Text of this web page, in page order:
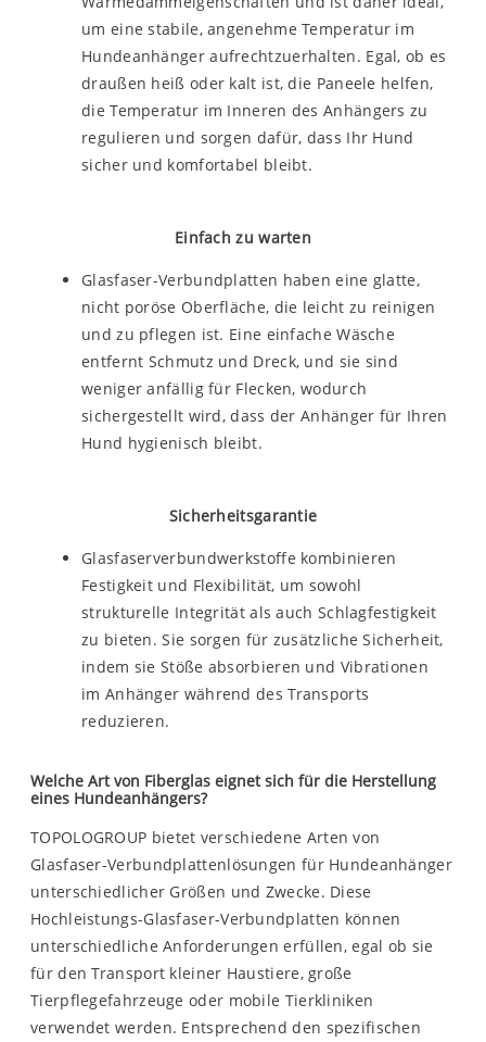
um eine stabile, angenehme Temperatur im
Hundeanhänger aufrechtzuerhalten. Egal, ob es
draußen heiß oder kalt ist, die Paneele helfen,
die Temperatur im Inneren des Anhängers zu
regulieren und sorgen dafür, dass Ihr Hund
sicher und komfortabel bleibt.
Einfach zu warten
Glasfaser-Verbundplatten haben eine glatte,
nicht poröse Oberfläche, die leicht zu reinigen
und zu pflegen ist. Eine einfache Wäsche
entfernt Schmutz und Dreck, und sie sind
weniger anfällig für Flecken, wodurch
sichergestellt wird, dass der Anhänger für Ihren
Hund hygienisch bleibt.
Sicherheitsgarantie
Glasfaserverbundwerkstoffe kombinieren
Festigkeit und Flexibilität, um sowohl
strukturelle Integrität als auch Schlagfestigkeit
zu bieten. Sie sorgen für zusätzliche Sicherheit,
indem sie Stöße absorbieren und Vibrationen
im Anhänger während des Transports
reduzieren.
Welche Art von Fiberglas eignet sich für die Herstellung
eines Hundeanhängers?
TOPOLOGROUP bietet verschiedene Arten von
Glasfaser-Verbundplattenlösungen für Hundeanhänger
unterschiedlicher Größen und Zwecke. Diese
Hochleistungs-Glasfaser-Verbundplatten können
unterschiedliche Anforderungen erfüllen, egal ob sie
für den Transport kleiner Haustiere, große
Tierpflegefahrzeuge oder mobile Tierkliniken
verwendet werden. Entsprechend den spezifischen